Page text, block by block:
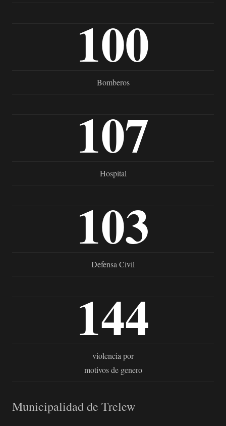
100
Bomberos
107
Hospital
103
Defensa Civil
144
violencia por
motivos de genero
Municipalidad de Trelew